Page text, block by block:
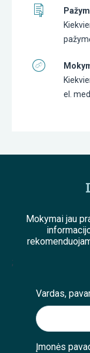
el.
Mokymai jau
;
Vardas,
Įmonės